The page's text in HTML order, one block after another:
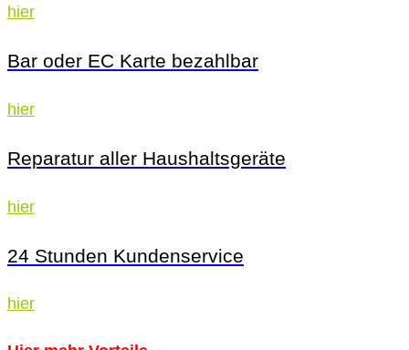
hier
Bar oder EC Karte bezahlbar
hier
Reparatur aller Haushaltsgeräte
hier
24 Stunden Kundenservice
hier